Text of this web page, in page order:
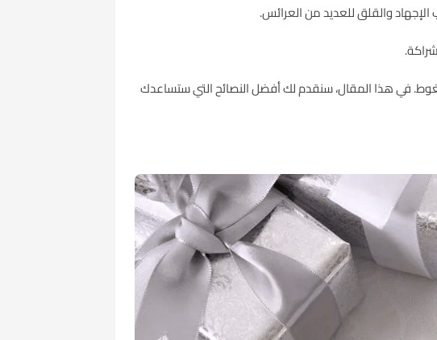
والقلق للعديد من العرائس.
في هذا المقال، سنقدم لك أفضل النصائح التي ستساعدك